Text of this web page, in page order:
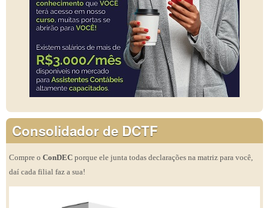
Consolidador de DCTF
Compre o ConDEC porque ele junta todas declarações na matriz para você,
daí cada filial faz a sua!